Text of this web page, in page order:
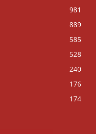
981
889
585
528
240
176
174